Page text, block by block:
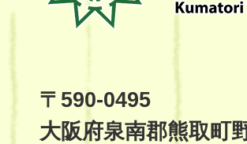
Kumatori
Site
〒590-0495
大阪府泉南郡熊取町